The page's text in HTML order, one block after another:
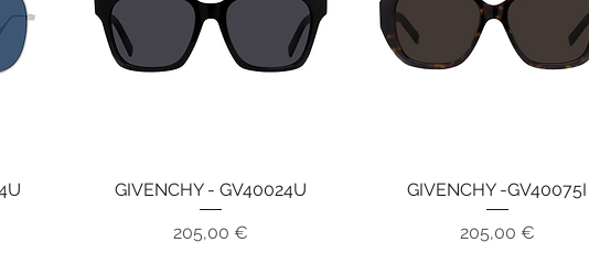
Aperçu rapide
GIVENCHY - GV40024U
Prix
205,00 €
Aperçu rapide
GIVENCHY -GV40075I
Prix
205,00 €